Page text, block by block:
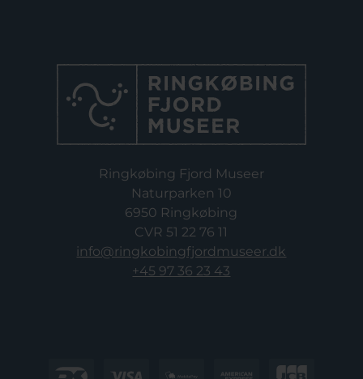
Ringkøbing Fjord Museer
Naturparken 10
6950 Ringkøbing
CVR 51 22 76 11
info@ringkobingfjordmuseer.dk
+45 97 36 23 43